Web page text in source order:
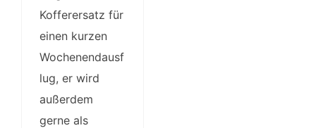
Kofferersatz für
einen kurzen
Wochenendausf
lug, er wird
außerdem
gerne als